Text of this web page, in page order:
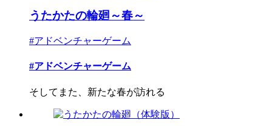
うたかたの輪廻～春～
#アドベンチャーゲーム
#アドベンチャーゲーム
そしてまた、新たな春が訪れる